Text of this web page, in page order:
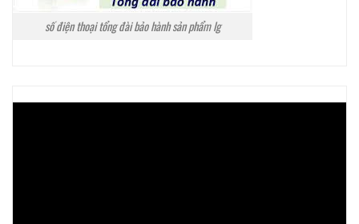
số điện thoại tổng đài bảo hành sản phẩm lg